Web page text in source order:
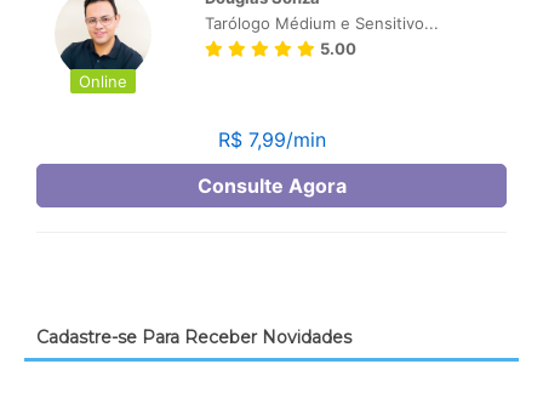
Cadastre-se Para Receber Novidades